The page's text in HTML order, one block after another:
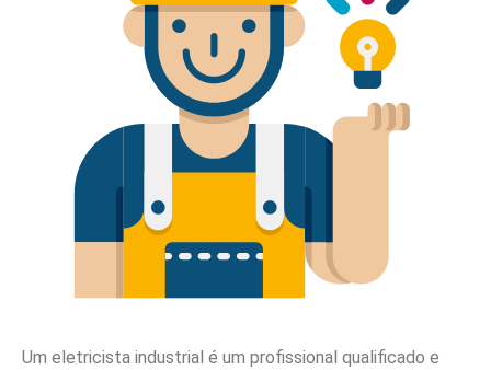
Um eletricista industrial é um profissional qualificado e